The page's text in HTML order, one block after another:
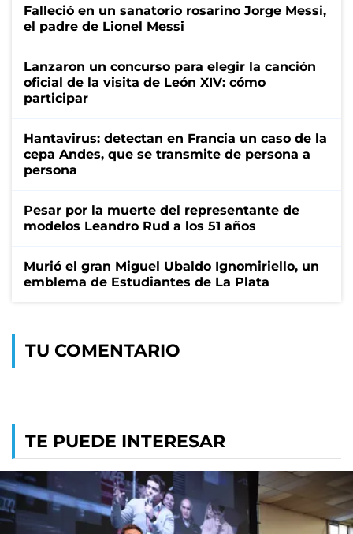
Falleció en un sanatorio rosarino Jorge Messi,
el padre de Lionel Messi
Lanzaron un concurso para elegir la canción
oficial de la visita de León XIV: cómo
participar
Hantavirus: detectan en Francia un caso de la
cepa Andes, que se transmite de persona a
persona
Pesar por la muerte del representante de
modelos Leandro Rud a los 51 años
Murió el gran Miguel Ubaldo Ignomiriello, un
emblema de Estudiantes de La Plata
TU COMENTARIO
TE PUEDE INTERESAR